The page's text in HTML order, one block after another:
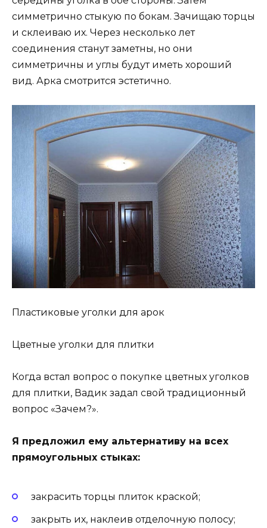
симметрично стыкую по бокам. Зачищаю торцы
и склеиваю их. Через несколько лет
соединения станут заметны, но они
симметричны и углы будут иметь хороший
вид. Арка смотрится эстетично.
Пластиковые уголки для арок
Цветные уголки для плитки
Когда встал вопрос о покупке цветных уголков
для плитки, Вадик задал свой традиционный
вопрос «Зачем?».
Я предложил ему альтернативу на всех
прямоугольных стыках:
закрасить торцы плиток краской;
закрыть их, наклеив отделочную полосу;